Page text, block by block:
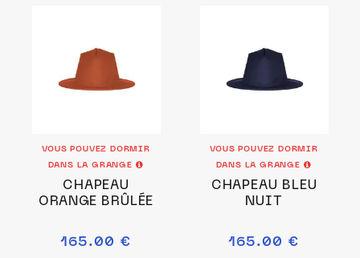
VOUS POUVEZ DORMIR
DANS LA GRANGE
CHAPEAU
ORANGE BRÛLÉE
165.00 €
VOUS POUVEZ DORMIR
DANS LA GRANGE
CHAPEAU BLEU
NUIT
165.00 €